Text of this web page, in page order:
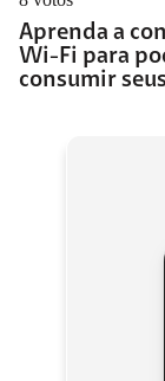
Aprenda a
Wi-Fi para
consumir